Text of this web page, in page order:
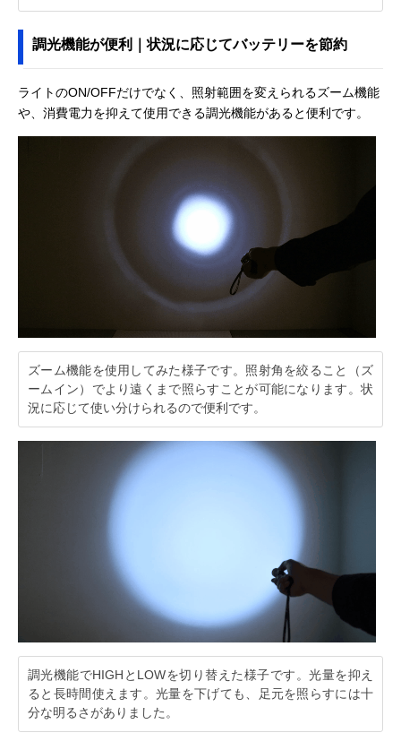
調光機能が便利｜状況に応じてバッテリーを節約
ライトのON/OFFだけでなく、照射範囲を変えられるズーム機能
や、消費電力を抑えて使用できる調光機能があると便利です。
ズーム機能を使用してみた様子です。照射角を絞ること（ズ
ームイン）でより遠くまで照らすことが可能になります。状
況に応じて使い分けられるので便利です。
調光機能でHIGHとLOWを切り替えた様子です。光量を抑え
ると長時間使えます。光量を下げても、足元を照らすには十
分な明るさがありました。